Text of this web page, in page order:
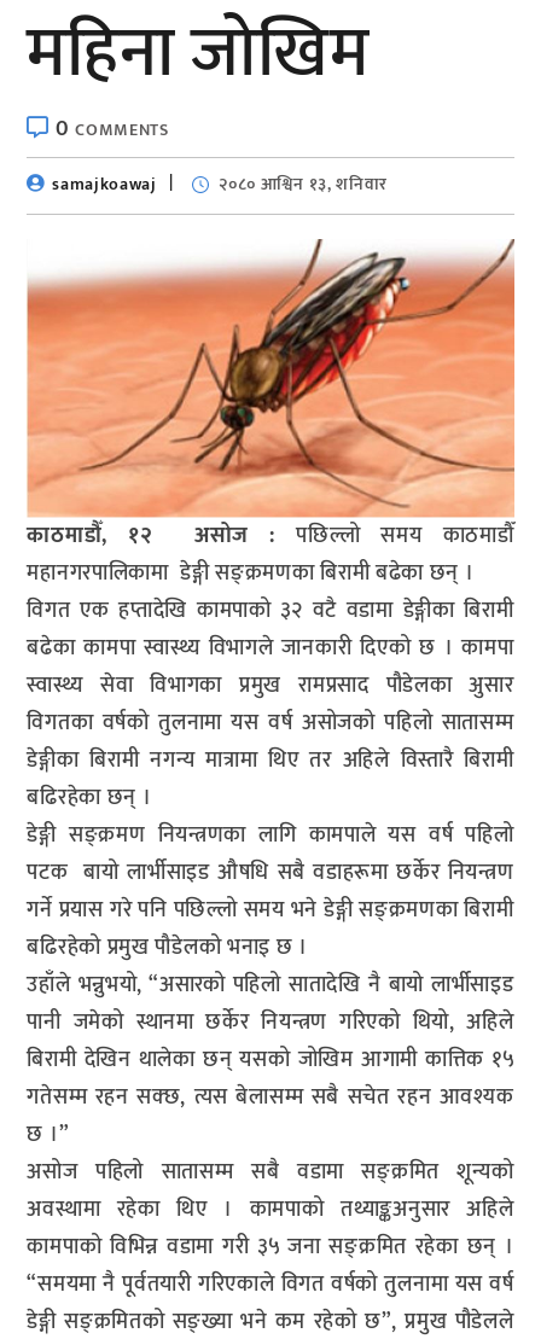
महिना जोखिम
0COMMENTS
samajkoawaj
२०८० आश्विन १३, शनिवार
काठमाडौँ, १२ असोज : पछिल्लो समय काठमाडौँ
महानगरपालिकामा डेङ्गी सङ्क्रमणका बिरामी बढेका छन् ।
विगत एक हप्तादेखि कामपाको ३२ वटै वडामा डेङ्गीका बिरामी
बढेका कामपा स्वास्थ्य विभागले जानकारी दिएको छ । कामपा
स्वास्थ्य सेवा विभागका प्रमुख रामप्रसाद पौडेलका अुसार
विगतका वर्षको तुलनामा यस वर्ष असोजको पहिलो सातासम्म
डेङ्गीका बिरामी नगन्य मात्रामा थिए तर अहिले विस्तारै बिरामी
बढिरहेका छन् ।
डेङ्गी सङ्क्रमण नियन्त्रणका लागि कामपाले यस वर्ष पहिलो
पटक बायो लार्भीसाइड औषधि सबै वडाहरूमा छर्केर नियन्त्रण
गर्ने प्रयास गरे पनि पछिल्लो समय भने डेङ्गी सङ्क्रमणका बिरामी
बढिरहेको प्रमुख पौडेलको भनाइ छ ।
उहाँले भन्नुभयो, “असारको पहिलो सातादेखि नै बायो लार्भीसाइड
पानी जमेको स्थानमा छर्केर नियन्त्रण गरिएको थियो, अहिले
बिरामी देखिन थालेका छन् यसको जोखिम आगामी कात्तिक १५
गतेसम्म रहन सक्छ, त्यस बेलासम्म सबै सचेत रहन आवश्यक
छ ।”
असोज पहिलो सातासम्म सबै वडामा सङ्क्रमित शून्यको
अवस्थामा रहेका थिए । कामपाको तथ्याङ्कअनुसार अहिले
कामपाको विभिन्न वडामा गरी ३५ जना सङ्क्रमित रहेका छन् ।
“समयमा नै पूर्वतयारी गरिएकाले विगत वर्षको तुलनामा यस वर्ष
डेङ्गी सङ्क्रमितको सङ्ख्या भने कम रहेको छ”, प्रमुख पौडेलले